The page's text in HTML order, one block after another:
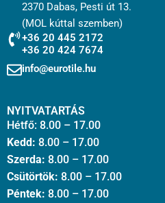
2370 Dabas, Pesti út 13.
(MOL kúttal szemben)
+36 20 445 2172
+36 20 424 7674
info@eurotile.hu
NYITVATARTÁS
Hétfő: 8.00 – 17.00
Kedd: 8.00 – 17.00
Szerda: 8.00 – 17.00
Csütörtök: 8.00 – 17.00
Péntek: 8.00 – 17.00